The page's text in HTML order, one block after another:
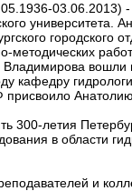
03.06.2013)
методических
Владимирова
кафедру
300-летия
в области
и